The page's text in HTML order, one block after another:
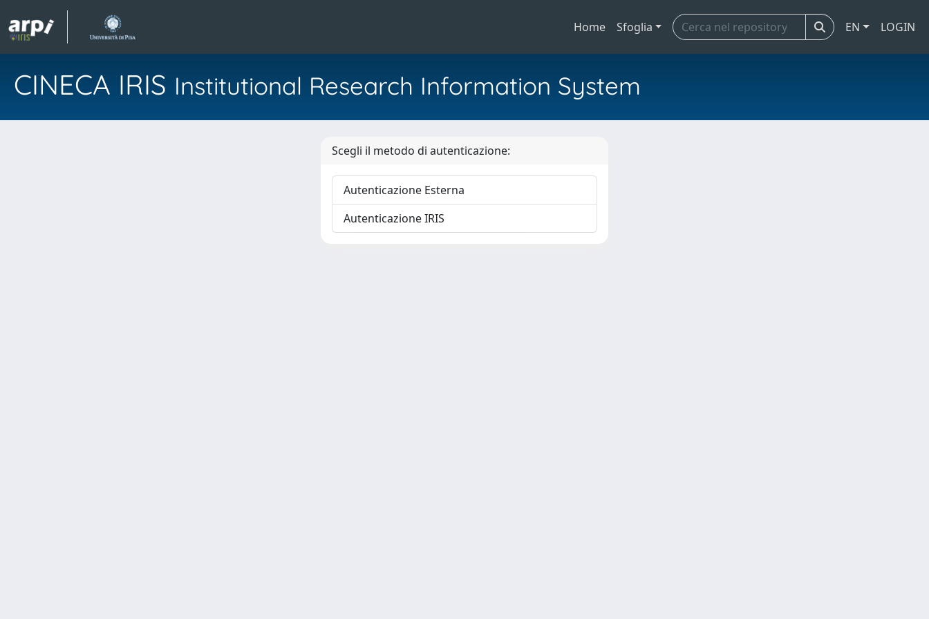
Home Sfoglia EN LOGIN
CINECA IRIS Institutional Research Information System
Scegli il metodo di autenticazione:
Autenticazione Esterna
Autenticazione IRIS